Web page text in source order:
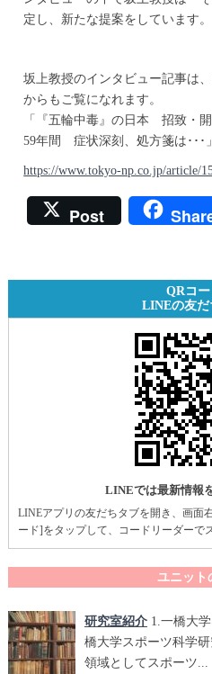
定し、新たな提案をしています。
坂上教授のインタビュー記事は
からもご覧になれます。
「『五輪中毒』の日本 招致・
59年間 症状深刻、処方箋は･･･
https://www.tokyo-np.co.jp/article/
Post
QRコ
LINEの友だ
LINEでは最新情報
LINEアプリの友だちタブを開き、画面
ード]をタップして、コードリーダーで
ユニット
研究室紹介 1.一橋大
橋大学スポーツ科学
領域としてスポーツ...